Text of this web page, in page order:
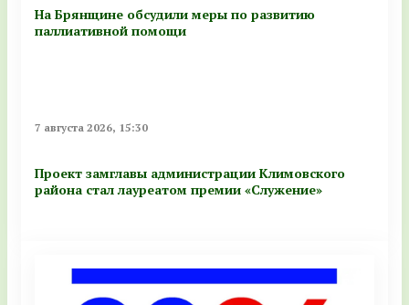
На Брянщине обсудили меры по развитию
паллиативной помощи
7 августа 2026, 15:30
Проект замглавы администрации Климовского
района стал лауреатом премии «Служение»